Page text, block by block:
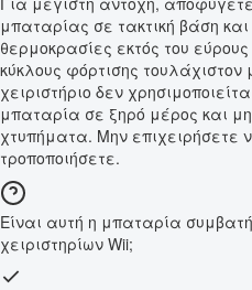
μπαταρίας σε τακτική βάση
θερμοκρασίες εκτός του
κύκλους φόρτισης
χειριστήριο δεν
μπαταρία σε ξηρό μέρος και
χτυπήματα. Μην επιχειρήσετε
τροποποιήσετε.
Είναι αυτή η μπαταρία
χειριστηρίων Wii;